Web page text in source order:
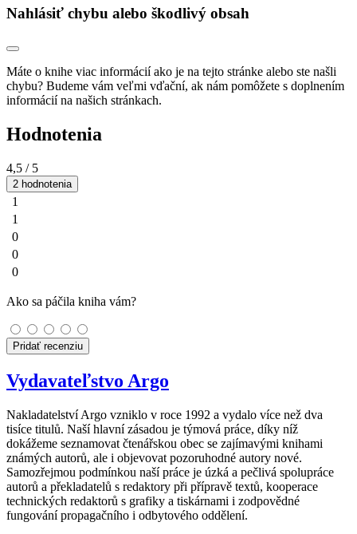
Nahlásiť chybu alebo škodlivý obsah
Máte o knihe viac informácií ako je na tejto stránke alebo ste našli
chybu? Budeme vám veľmi vďační, ak nám pomôžete s doplnením
informácií na našich stránkach.
Hodnotenia
4,5 / 5
2 hodnotenia
1
1
0
0
0
Ako sa páčila kniha vám?
Pridať recenziu
Vydavateľstvo Argo
Nakladatelství Argo vzniklo v roce 1992 a vydalo více než dva
tisíce titulů. Naší hlavní zásadou je týmová práce, díky níž
dokážeme seznamovat čtenářskou obec se zajímavými knihami
známých autorů, ale i objevovat pozoruhodné autory nové.
Samozřejmou podmínkou naší práce je úzká a pečlivá spolupráce
autorů a překladatelů s redaktory při přípravě textů, kooperace
technických redaktorů s grafiky a tiskárnami i zodpovědné
fungování propagačního i odbytového oddělení.